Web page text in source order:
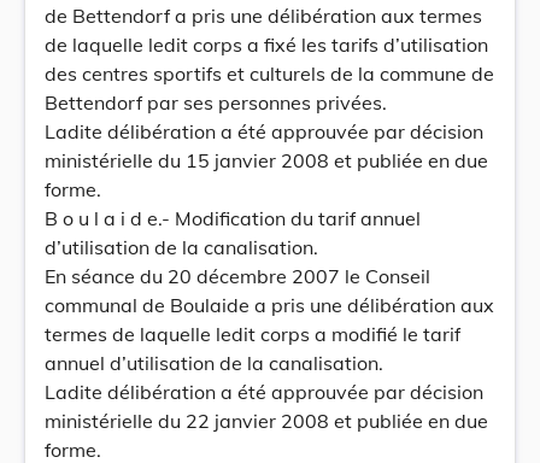
de Bettendorf a pris une délibération aux termes
de laquelle ledit corps a fixé les tarifs d’utilisation
des centres sportifs et culturels de la commune de
Bettendorf par ses personnes privées.
Ladite délibération a été approuvée par décision
ministérielle du 15 janvier 2008 et publiée en due
forme.
B o u l a i d e.- Modification du tarif annuel
d’utilisation de la canalisation.
En séance du 20 décembre 2007 le Conseil
communal de Boulaide a pris une délibération aux
termes de laquelle ledit corps a modifié le tarif
annuel d’utilisation de la canalisation.
Ladite délibération a été approuvée par décision
ministérielle du 22 janvier 2008 et publiée en due
forme.